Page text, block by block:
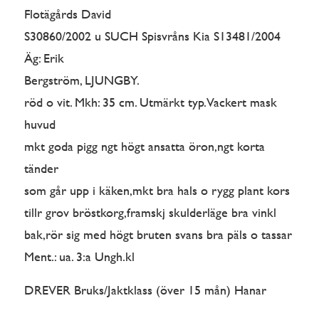
Flotägårds David
S30860/2002 u SUCH Spisvråns Kia S13481/2004
Äg: Erik
Bergström, LJUNGBY.
röd o vit. Mkh: 35 cm. Utmärkt typ. Vackert mask
huvud
mkt goda pigg ngt högt ansatta öron,ngt korta
tänder
som går upp i käken,mkt bra hals o rygg plant kors
tillr grov bröstkorg,framskj skulderläge bra vinkl
bak,rör sig med högt bruten svans bra päls o tassar
Ment.: ua. 3:a Ungh.kl
DREVER Bruks/Jaktklass (över 15 mån) Hanar